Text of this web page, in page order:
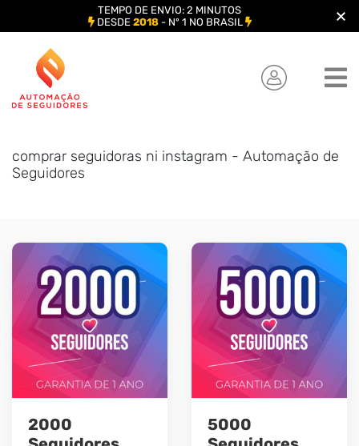
content
comprar seguidoras ni instagram - Automação de
Seguidores
2000
5000
TEMPO DE ENVIO: 2 MINUTOS
DESDE 2018- Nº 1 NO BRASIL